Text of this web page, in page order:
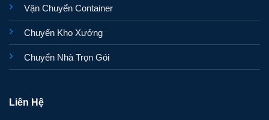
Vận Chuyển Container
Chuyển Kho Xưởng
Chuyển Nhà Trọn Gói
Liên Hệ